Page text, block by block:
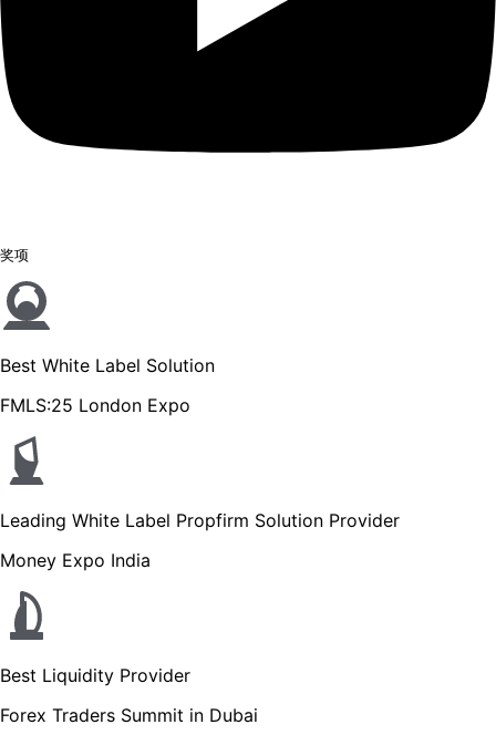
奖项
Best White Label Solution
FMLS:25 London Expo
Leading White Label Propfirm Solution Provider
Money Expo India
Best Liquidity Provider
Forex Traders Summit in Dubai